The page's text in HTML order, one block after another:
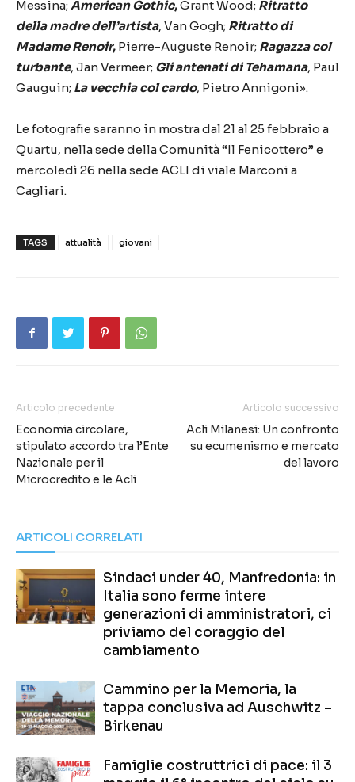
Messina;American Gothic,Grant Wood; Ritratto
della madre dell’artista, Van Gogh; Ritratto di
Madame Renoir, Pierre-Auguste Renoir; Ragazza col
turbante, Jan Vermeer; Gli antenati di Tehamana, Paul
Gauguin; La vecchia col cardo, Pietro Annigoni».
Le fotografie saranno in mostra dal 21 al 25 febbraio a
Quartu, nella sede della Comunità “Il Fenicottero” e
mercoledì 26 nella sede ACLI di viale Marconi a
Cagliari.
TAGS attualità giovani
Articolo precedente
Economia circolare,
stipulato accordo tra l’Ente
Nazionale per il
Microcredito e le Acli
Articolo successivo
Acli Milanesi: Un confronto
su ecumenismo e mercato
del lavoro
ARTICOLI CORRELATI
Sindaci under 40, Manfredonia: in
Italia sono ferme intere
generazioni di amministratori, ci
priviamo del coraggio del
cambiamento
Cammino per la Memoria, la
tappa conclusiva ad Auschwitz –
Birkenau
Famiglie costruttrici di pace: il 3